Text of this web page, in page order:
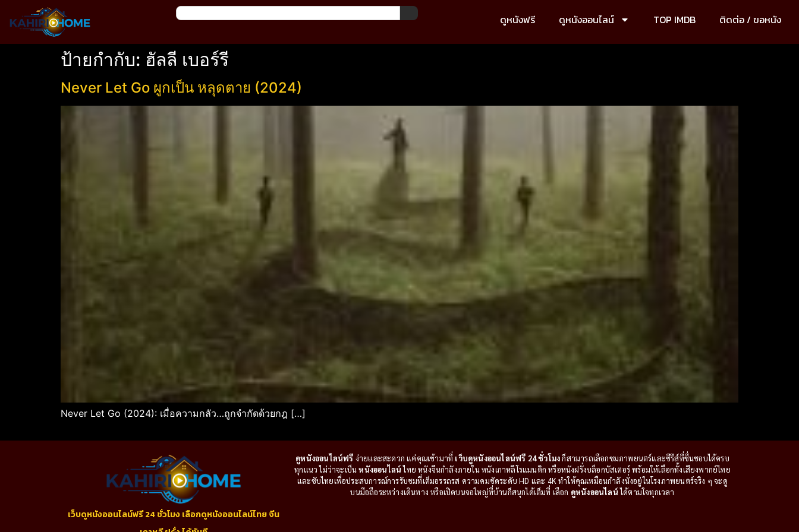
ดูหนังฟรี ดูหนังออนไลน์ TOP IMDB ติดต่อ / ขอหนัง
ป้ายกำกับ: ฮัลลี เบอร์รี
Never Let Go ผูกเป็น หลุดตาย (2024)
Never Let Go (2024): เมื่อความกลัว…ถูกจำกัดด้วยกฎ […]
เว็บดูหนังออนไลน์ฟรี 24 ชั่วโมง เลือกดูหนังออนไลน์ไทย จีน
ดูหนังออนไลน์ฟรี ง่ายและสะดวก แค่คุณเข้ามาที่ เว็บดูหนังออนไลน์ฟรี 24 ชั่วโมงก็สามารถเลือกชมภาพยนตร์และซีรีส์ที่ชื่นชอบได้ครบ
ทุกแนว ไม่ว่าจะเป็นหนังออนไลน์ไทย หนังจีนกำลังภายใน หนังเกาหลีโรแมนติก หรือหนังฝรั่งบล็อกบัสเตอร์ พร้อมให้เลือกทั้งเสียงพากย์ไทย
และซับไทยเพื่อประสบการณ์การรับชมที่เต็มอรรถรส ความคมชัดระดับ HD และ 4K ทำให้คุณเหมือนกำลังนั่งอยู่ในโรงภาพยนตร์จริง ๆ จะดู
บนมือถือระหว่างเดินทาง หรือเปิดบนจอใหญ่ที่บ้านก็สนุกได้เต็มที่ เลือก ดูหนังออนไลน์ได้ตามใจทุกเวลา